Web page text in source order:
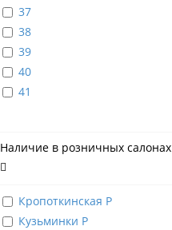
37
38
39
40
41
Наличие в розничных салонах
Кропоткинская Р
Кузьминки Р